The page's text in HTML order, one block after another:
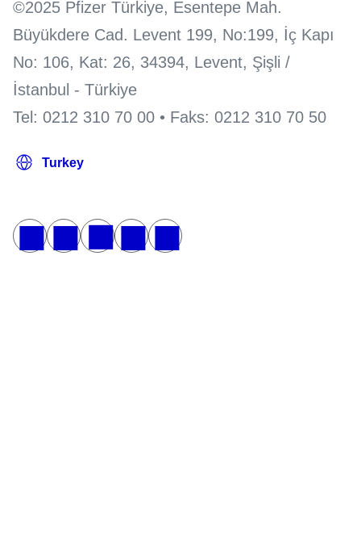
©2025 Pfizer Türkiye, Esentepe Mah.
Büyükdere Cad. Levent 199, No:199, İç Kapı
No: 106, Kat: 26, 34394, Levent, Şişli /
İstanbul - Türkiye
Tel: 0212 310 70 00 • Faks: 0212 310 70 50